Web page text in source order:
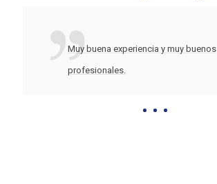
Muy buena experiencia y muy buenos
profesionales.